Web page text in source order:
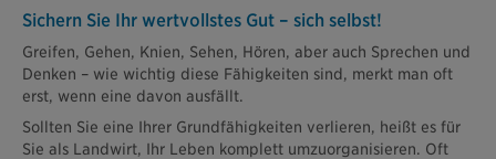
Sichern Sie Ihr wertvollstes Gut – sich selbst!
Greifen, Gehen, Knien, Sehen, Hören, aber auch Sprechen und
Denken – wie wichtig diese Fähigkeiten sind, merkt man oft
erst, wenn eine davon ausfällt.
Sollten Sie eine Ihrer Grundfähigkeiten verlieren, heißt es für
Sie als Landwirt, Ihr Leben komplett umzuorganisieren. Oft